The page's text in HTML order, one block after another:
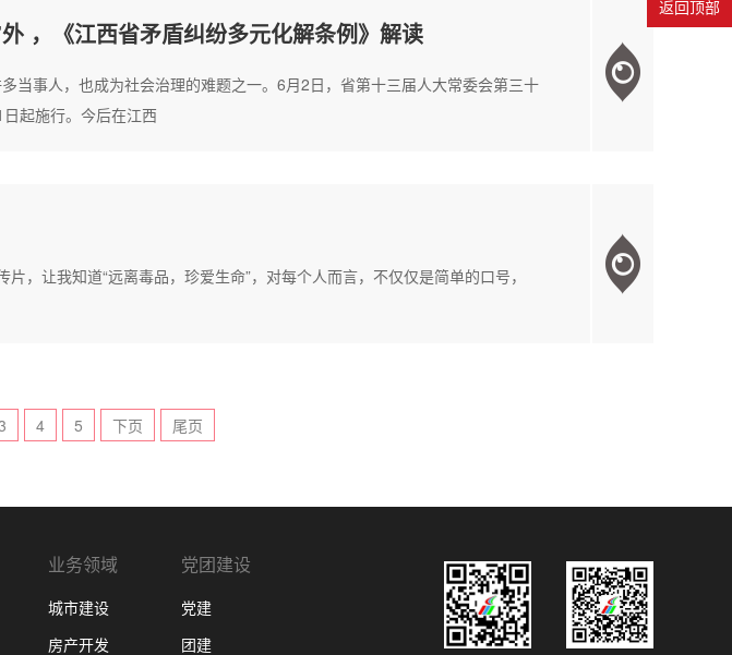
，《江西省矛盾纠纷多元化解条例》解读
当事人，也成为社会治理的难题之一。6月2日，省第十三届人大常委会第三十
起施行。今后在江西
，让我知道“远离毒品，珍爱生命”，对每个人而言，不仅仅是简单的口号，
4 5 下页 尾页
业务领域
城市建设
房产开发
党团建设
党建
团建
返回顶部